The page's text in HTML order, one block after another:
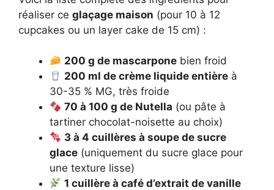
réaliser ce glaçage maison (pour 10 à 12
cupcakes ou un layer cake de 15 cm) :
200 g de mascarpone bien froid
200 ml de crème liquide entière à
30-35 % MG, très froide
70 à 100 g de Nutella (ou pâte à
tartiner chocolat-noisette au choix)
3 à 4 cuillères à soupe de sucre
glace (uniquement du sucre glace pour
une texture lisse)
1 cuillère à café d’extrait de vanille